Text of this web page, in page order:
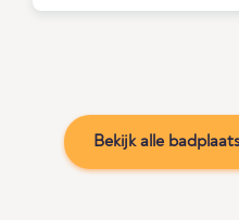
Bekijk alle